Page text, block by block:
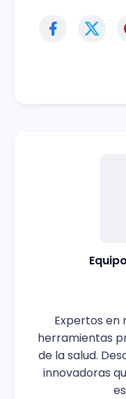
Expertos en
herramientas
de la salud.
innovadoras